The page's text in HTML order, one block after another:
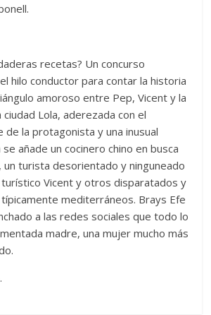
recetas? Un concurso
hilo conductor para contar la historia
amoroso entre Pep, Vicent y la
ciudad Lola, aderezada con el
la protagonista y una inusual
añade un cocinero chino en busca
un turista desorientado y ninguneado
Vicent y otros disparatados y
mediterráneos. Brays Efe
a las redes sociales que todo lo
madre, una mujer mucho más